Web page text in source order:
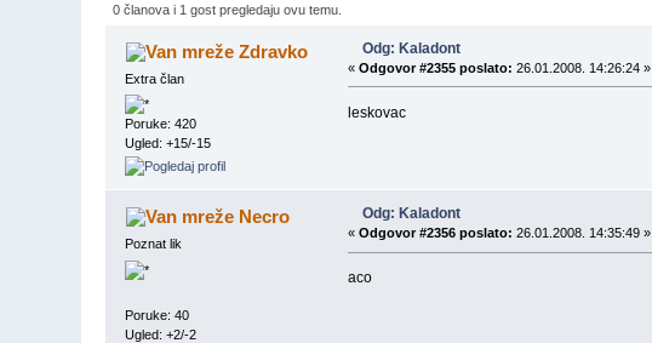
0 članova i 1 gost pregledaju ovu temu.
Zdravko
Extra član
Poruke: 420
Ugled: +15/-15
Odg: Kaladont
« Odgovor #2355 poslato: 26.01.2008. 14:26:24 »
leskovac
Necro
Poznat lik
Poruke: 40
Ugled: +2/-2
Odg: Kaladont
« Odgovor #2356 poslato: 26.01.2008. 14:35:49 »
aco